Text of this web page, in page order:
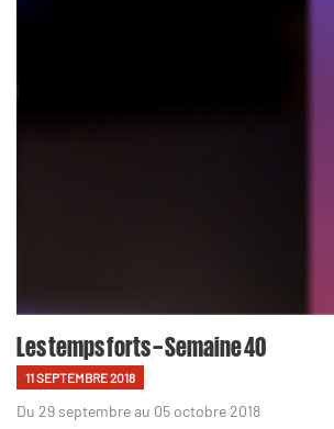
Les temps forts – Semaine 40
11 SEPTEMBRE 2018
Du 29 septembre au 05 octobre 2018